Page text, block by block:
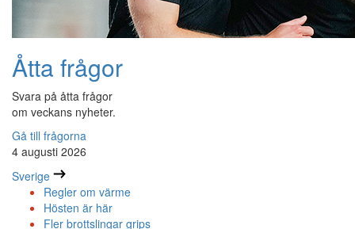
Åtta frågor
Svara på åtta frågor
om veckans nyheter.
Gå till frågorna
4 augusti 2026
Sverige
Regler om värme
Hösten är här
Fler brottslingar grips